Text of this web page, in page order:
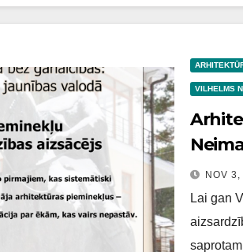
VILHELMS
NOV
Lai gan